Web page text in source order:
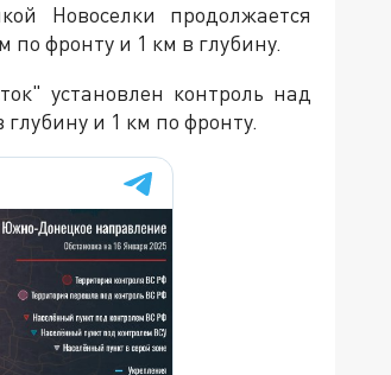
Новоселки продолжается
по фронту и 1 км в глубину.
установлен контроль над
и 1 км по фронту.